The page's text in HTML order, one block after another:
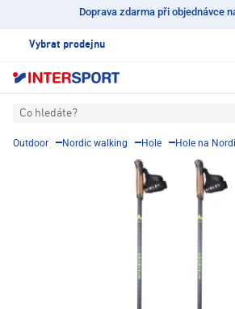
Doprava zdarma při objednávce
Vybrat prodejnu
Co hledáte?
Outdoor Nordic walking Hole Hole na